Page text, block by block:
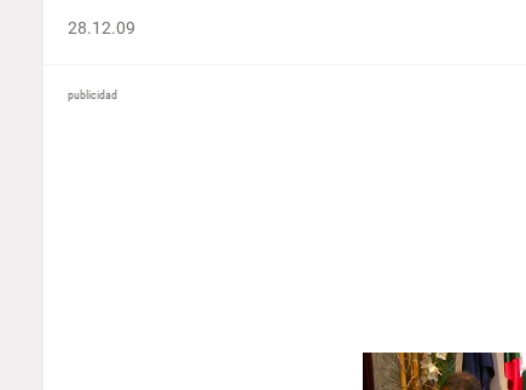
28.12.09
publicidad